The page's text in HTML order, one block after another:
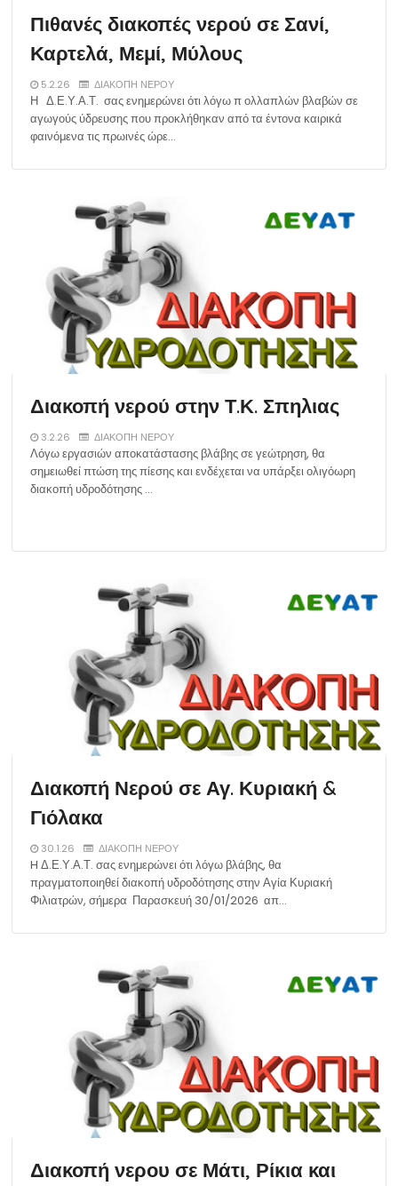
Πιθανές διακοπές νερού σε Σανί,
Καρτελά, Μεμί, Μύλους
5.2.26 ΔΙΑΚΟΠΗ ΝΕΡΟΥ
Η Δ.Ε.Υ.Α.Τ. σας ενημερώνει ότι λόγω π ολλαπλών βλαβών σε
αγωγούς ύδρευσης που προκλήθηκαν από τα έντονα καιρικά
φαινόμενα τις πρωινές ώρε…
Διακοπή νερού στην Τ.Κ. Σπηλιας
3.2.26 ΔΙΑΚΟΠΗ ΝΕΡΟΥ
Λόγω εργασιών αποκατάστασης βλάβης σε γεώτρηση, θα
σημειωθεί πτώση της πίεσης και ενδέχεται να υπάρξει ολιγόωρη
διακοπή υδροδότησης …
Διακοπή Νερού σε Αγ. Κυριακή &
Γιόλακα
30.1.26 ΔΙΑΚΟΠΗ ΝΕΡΟΥ
H Δ.Ε.Υ.Α.Τ. σας ενημερώνει ότι λόγω βλάβης, θα
πραγματοποιηθεί διακοπή υδροδότησης στην Αγία Κυριακή
Φιλιατρών, σήμερα Παρασκευή 30/01/2026 απ…
Διακοπή νερου σε Μάτι, Ρίκια και